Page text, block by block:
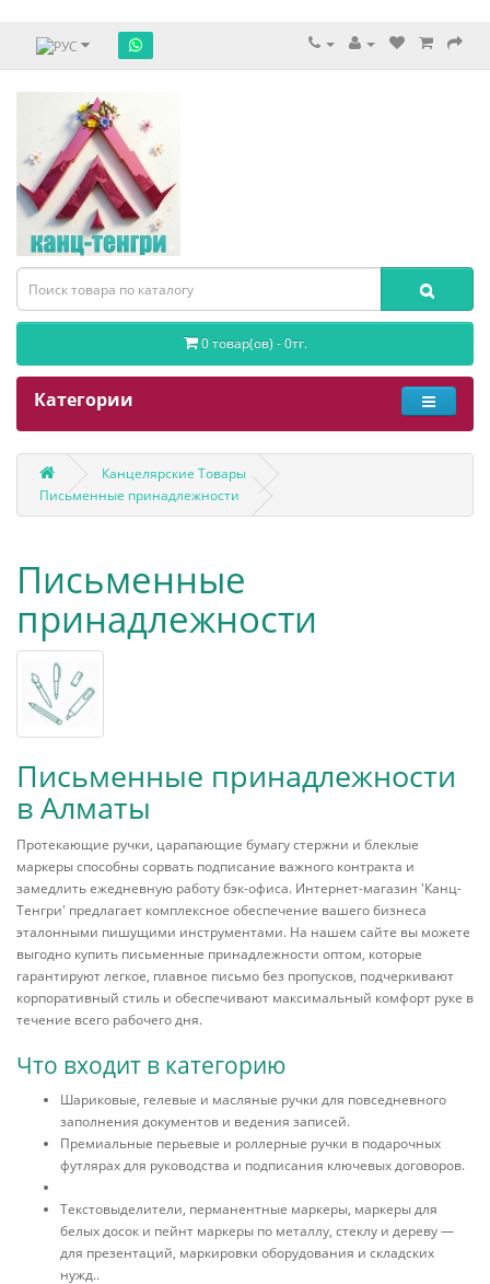
0 товар(ов) - 0тг.
Категории
Канцелярские Товары
Письменные принадлежности
Письменные
принадлежности
Письменные принадлежности
в Алматы
Протекающие ручки, царапающие бумагу стержни и блеклые
маркеры способны сорвать подписание важного контракта и
замедлить ежедневную работу бэк-офиса. Интернет-магазин 'Канц-
Тенгри' предлагает комплексное обеспечение вашего бизнеса
эталонными пишущими инструментами. На нашем сайте вы можете
выгодно купить письменные принадлежности оптом, которые
гарантируют легкое, плавное письмо без пропусков, подчеркивают
корпоративный стиль и обеспечивают максимальный комфорт руке в
течение всего рабочего дня.
Что входит в категорию
Шариковые, гелевые и масляные ручки для повседневного
заполнения документов и ведения записей.
Премиальные перьевые и роллерные ручки в подарочных
футлярах для руководства и подписания ключевых договоров.
Текстовыделители, перманентные маркеры, маркеры для
белых досок и пейнт маркеры по металлу, стеклу и дереву —
для презентаций, маркировки оборудования и складских
нужд..